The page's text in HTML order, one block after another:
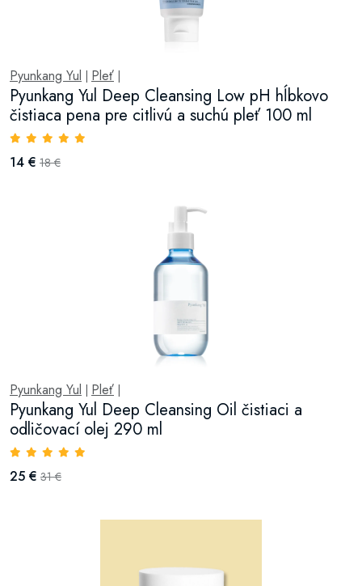
Pyunkang Yul Pleť
Pyunkang Yul Deep Cleansing Low pH hĺbkovo
čistiaca pena pre citlivú a suchú pleť 100 ml
14 € 18 €
Pyunkang Yul Pleť
Pyunkang Yul Deep Cleansing Oil čistiaci a
odličovací olej 290 ml
25 € 31 €